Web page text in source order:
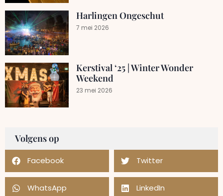
Harlingen Ongeschut
7 mei 2026
Kerstival ‘25 | Winter Wonder
Weekend
23 mei 2026
Volgens op
Facebook Twitter
WhatsApp LinkedIn